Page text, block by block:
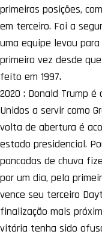
primeiras posições,
em terceiro. Foi a
uma equipe levou
primeira vez desde
feito em 1997.
2020 : Donald Trump
Unidos a servir como
volta de abertura é
estado presidencial.
pancadas de chuva
por um dia, pela
vence seu terceiro
finalização mais
vitória tenha sido